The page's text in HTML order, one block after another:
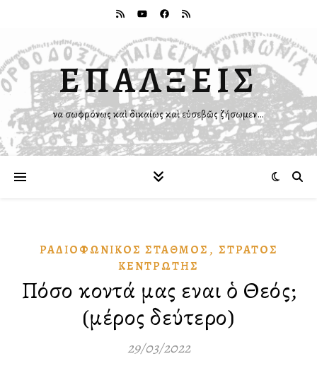
ΕΠΑΛΞΕΙΣ
Ἵνα σωφρόνως καὶ δικαίως καὶ εὐσεβῶς ζήσωμεν…
ΡΑΔΙΟΦΩΝΙΚῸΣ ΣΤΑΘΜΌΣ , ΣΤΡΆΤΟΣ
ΚΕΝΤΡΩΤΉΣ
Πόσο κοντά μας εἶναι ὁ Θεός;
(μέρος δεύτερο)
29/03/2022